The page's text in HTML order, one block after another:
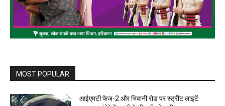
MOST POPULAR
आईएमटी फेज-2 और भिवानी रोड पर स्ट्रीट लाइटें